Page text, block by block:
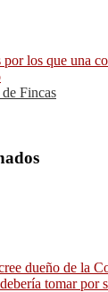
por los que una
Fincas
dueño de la
tomar por